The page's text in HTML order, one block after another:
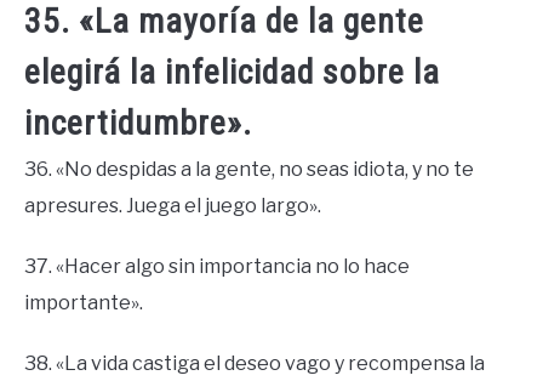
35. «La mayoría de la gente
elegirá la infelicidad sobre la
incertidumbre».
36. «No despidas a la gente, no seas idiota, y no te
apresures. Juega el juego largo».
37. «Hacer algo sin importancia no lo hace
importante».
38. «La vida castiga el deseo vago y recompensa la